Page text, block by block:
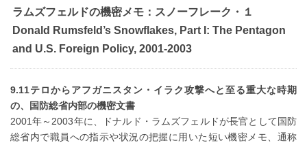
ラムズフェルドの機密メモ：スノーフレーク・１
Donald Rumsfeld’s Snowflakes, Part I: The Pentagon
and U.S. Foreign Policy, 2001-2003
9.11テロからアフガニスタン・イラク攻撃へと至る重大な時期
の、国防総省内部の機密文書
2001年～2003年に、ドナルド・ラムズフェルドが長官として国防
総省内で職員への指示や状況の把握に用いた短い機密メモ、通称